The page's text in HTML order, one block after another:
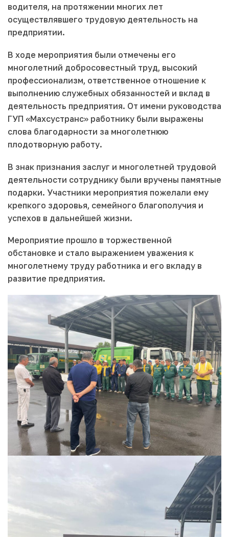
водителя, на протяжении многих лет
осуществлявшего трудовую деятельность на
предприятии.
В ходе мероприятия были отмечены его
многолетний добросовестный труд, высокий
профессионализм, ответственное отношение к
выполнению служебных обязанностей и вклад в
деятельность предприятия. От имени руководства
ГУП «Махсустранс» работнику были выражены
слова благодарности за многолетнюю
плодотворную работу.
В знак признания заслуг и многолетней трудовой
деятельности сотруднику были вручены памятные
подарки. Участники мероприятия пожелали ему
крепкого здоровья, семейного благополучия и
успехов в дальнейшей жизни.
Мероприятие прошло в торжественной
обстановке и стало выражением уважения к
многолетнему труду работника и его вкладу в
развитие предприятия.